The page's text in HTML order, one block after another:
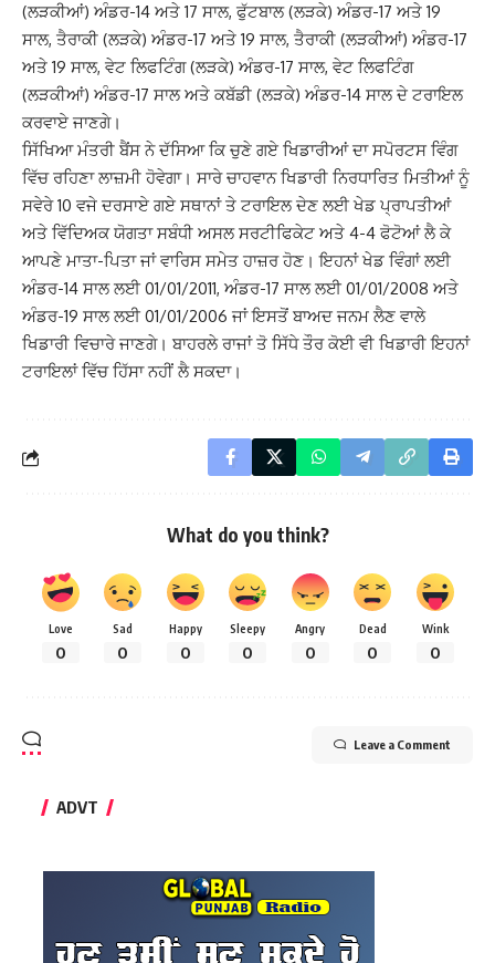
(ਲੜਕੀਆਂ) ਅੰਡਰ-14 ਅਤੇ 17 ਸਾਲ, ਫੁੱਟਬਾਲ (ਲੜਕੇ) ਅੰਡਰ-17 ਅਤੇ 19
ਸਾਲ, ਤੈਰਾਕੀ (ਲੜਕੇ) ਅੰਡਰ-17 ਅਤੇ 19 ਸਾਲ, ਤੈਰਾਕੀ (ਲੜਕੀਆਂ) ਅੰਡਰ-17
ਅਤੇ 19 ਸਾਲ, ਵੇਟ ਲਿਫਟਿੰਗ (ਲੜਕੇ) ਅੰਡਰ-17 ਸਾਲ, ਵੇਟ ਲਿਫਟਿੰਗ
(ਲੜਕੀਆਂ) ਅੰਡਰ-17 ਸਾਲ ਅਤੇ ਕਬੱਡੀ (ਲੜਕੇ) ਅੰਡਰ-14 ਸਾਲ ਦੇ ਟਰਾਇਲ
ਕਰਵਾਏ ਜਾਣਗੇ।
ਸਿੱਖਿਆ ਮੰਤਰੀ ਬੈਂਸ ਨੇ ਦੱਸਿਆ ਕਿ ਚੁਣੇ ਗਏ ਖਿਡਾਰੀਆਂ ਦਾ ਸਪੋਰਟਸ ਵਿੰਗ
ਵਿੱਚ ਰਹਿਣਾ ਲਾਜ਼ਮੀ ਹੋਵੇਗਾ। ਸਾਰੇ ਚਾਹਵਾਨ ਖਿਡਾਰੀ ਨਿਰਧਾਰਿਤ ਮਿਤੀਆਂ ਨੂੰ
ਸਵੇਰੇ 10 ਵਜੇ ਦਰਸਾਏ ਗਏ ਸਥਾਨਾਂ ਤੇ ਟਰਾਇਲ ਦੇਣ ਲਈ ਖੇਡ ਪ੍ਰਾਪਤੀਆਂ
ਅਤੇ ਵਿੱਦਿਅਕ ਯੋਗਤਾ ਸਬੰਧੀ ਅਸਲ ਸਰਟੀਫਿਕੇਟ ਅਤੇ 4-4 ਫੋਟੋਆਂ ਲੈ ਕੇ
ਆਪਣੇ ਮਾਤਾ-ਪਿਤਾ ਜਾਂ ਵਾਰਿਸ ਸਮੇਤ ਹਾਜ਼ਰ ਹੋਣ। ਇਹਨਾਂ ਖੇਡ ਵਿੰਗਾਂ ਲਈ
ਅੰਡਰ-14 ਸਾਲ ਲਈ 01/01/2011, ਅੰਡਰ-17 ਸਾਲ ਲਈ 01/01/2008 ਅਤੇ
ਅੰਡਰ-19 ਸਾਲ ਲਈ 01/01/2006 ਜਾਂ ਇਸਤੋਂ ਬਾਅਦ ਜਨਮ ਲੈਣ ਵਾਲੇ
ਖਿਡਾਰੀ ਵਿਚਾਰੇ ਜਾਣਗੇ। ਬਾਹਰਲੇ ਰਾਜਾਂ ਤੋ ਸਿੱਧੇ ਤੌਰ ਕੋਈ ਵੀ ਖਿਡਾਰੀ ਇਹਨਾਂ
ਟਰਾਇਲਾਂ ਵਿੱਚ ਹਿੱਸਾ ਨਹੀਂ ਲੈ ਸਕਦਾ।
What do you think?
Love
0
Sad
0
Happy
0
Sleepy
0
Angry
0
Dead
0
Wink
0
Leave a Comment
ADVT